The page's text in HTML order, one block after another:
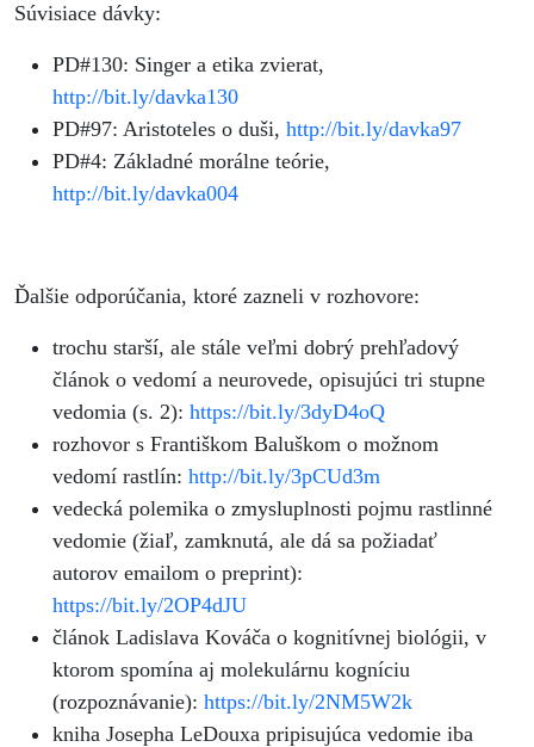
Súvisiace dávky:
PD#130: Singer a etika zvierat,
http://bit.ly/davka130
PD#97: Aristoteles o duši, http://bit.ly/davka97
PD#4: Základné morálne teórie,
http://bit.ly/davka004
Ďalšie odporúčania, ktoré zazneli v rozhovore:
trochu starší, ale stále veľmi dobrý prehľadový
článok o vedomí a neurovede, opisujúci tri stupne
vedomia (s. 2): https://bit.ly/3dyD4oQ
rozhovor s Františkom Baluškom o možnom
vedomí rastlín: http://bit.ly/3pCUd3m
vedecká polemika o zmysluplnosti pojmu rastlinné
vedomie (žiaľ, zamknutá, ale dá sa požiadať
autorov emailom o preprint):
https://bit.ly/2OP4dJU
článok Ladislava Kováča o kognitívnej biológii, v
ktorom spomína aj molekulárnu kogníciu
(rozpoznávanie): https://bit.ly/2NM5W2k
kniha Josepha LeDouxa pripisujúca vedomie iba